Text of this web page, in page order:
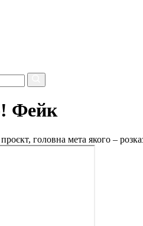
Фейк
головна мета якого –